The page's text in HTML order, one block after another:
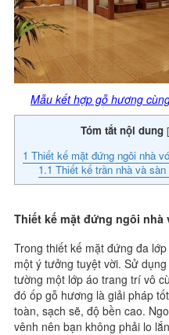
Mẫu kết hợp gỗ hương
Tóm tắt nội dung [
1 Thiết kế mặt đứng ngôi nhà
1.1 Thiết kế trần nhà và
Thiết kế mặt đứng ngôi
Trong thiết kế mặt đứng đa
một ý tưởng tuyệt vời. Sử
tường một lớp áo trang trí vô
đó ốp gỗ hương là giải pháp
toàn, sạch sẽ, độ bền cao.
vênh nên bạn không phải lo